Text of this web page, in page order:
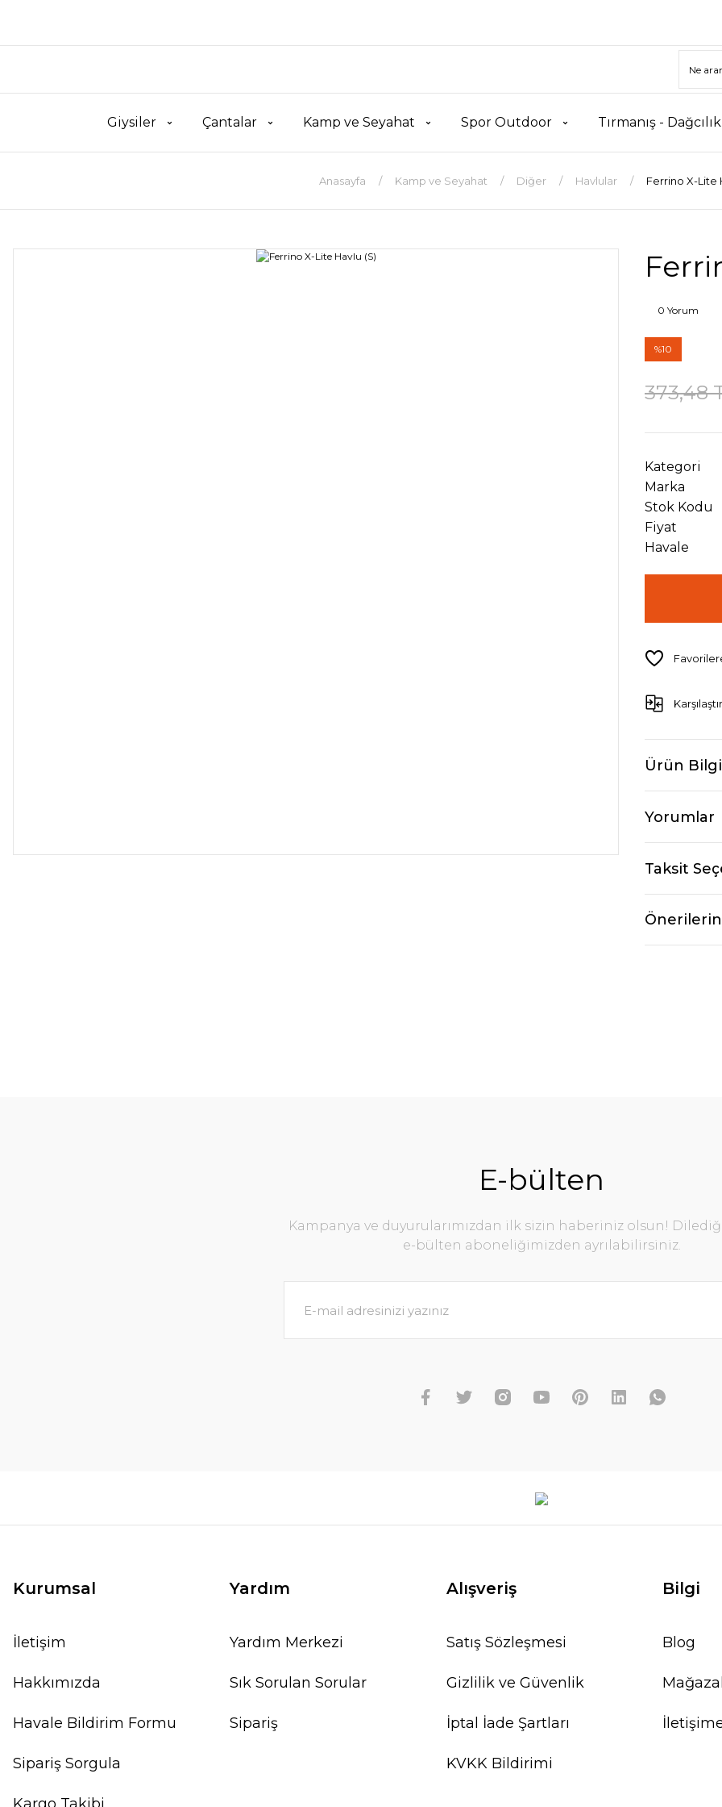
Giysiler Çantalar Kamp ve Seyahat Spor Outdoor Tırmanış -
Anasayfa Kamp ve Seyahat Diğer Havlular Ferrino X-Lite
0 Yorum
%10
373,48
Kategori
Marka
Stok Kodu
Fiyat
Havale
Karşılaştır
Ürün
Yorumlar
Taksit
E-bülten
Kampanya ve duyurularımızdan ilk sizin haberiniz olsun!
e-bülten aboneliğimizden ayrılabilirsiniz.
Kurumsal
İletişim
Hakkımızda
Havale Bildirim Formu
Sipariş Sorgula
Yardım
Yardım Merkezi
Sık Sorulan Sorular
Sipariş
Alışveriş
Satış Sözleşmesi
Gizlilik ve Güvenlik
İptal İade Şartları
KVKK Bildirimi
Bilgi
Blog